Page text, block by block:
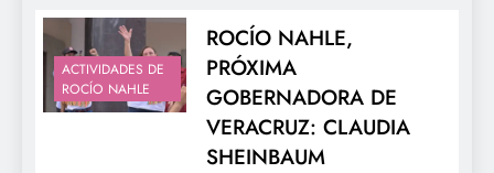
ACTIVIDADES DE
ROCÍO NAHLE
ROCÍO NAHLE,
PRÓXIMA
GOBERNADORA DE
VERACRUZ: CLAUDIA
SHEINBAUM